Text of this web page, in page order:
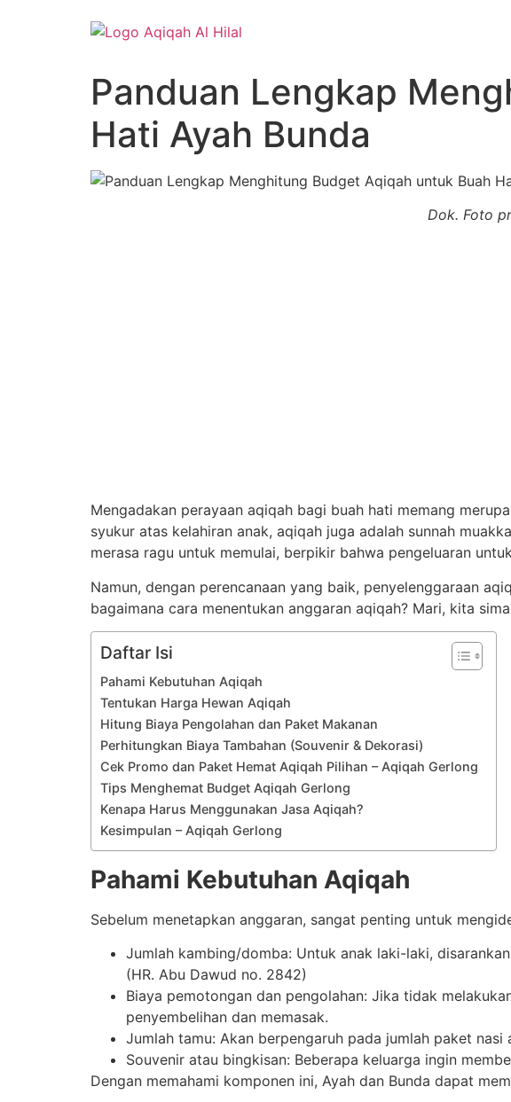
Panduan Lengkap
Hati Ayah Bunda
Dok. Foto
Mengadakan perayaan aqiqah bagi buah hati memang
syukur atas kelahiran anak, aqiqah juga adalah sunnah
merasa ragu untuk memulai, berpikir bahwa pengeluaran
Namun, dengan perencanaan yang baik, penyelenggaraan
bagaimana cara menentukan anggaran aqiqah? Mari, kita
Daftar Isi
Pahami Kebutuhan Aqiqah
Tentukan Harga Hewan Aqiqah
Hitung Biaya Pengolahan dan Paket Makanan
Perhitungkan Biaya Tambahan (Souvenir & Dekorasi)
Cek Promo dan Paket Hemat Aqiqah Pilihan – Aqiqah Gerlong
Tips Menghemat Budget Aqiqah Gerlong
Kenapa Harus Menggunakan Jasa Aqiqah?
Kesimpulan – Aqiqah Gerlong
Pahami Kebutuhan Aqiqah
Sebelum menetapkan anggaran, sangat penting untuk
Jumlah kambing/domba: Untuk anak laki-laki,
(HR. Abu Dawud no. 2842)
Biaya pemotongan dan pengolahan: Jika tidak
penyembelihan dan memasak.
Jumlah tamu: Akan berpengaruh pada jumlah paket nasi
Souvenir atau bingkisan: Beberapa keluarga ingin
Dengan memahami komponen ini, Ayah dan Bunda dapat